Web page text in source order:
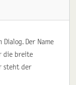
Dialog. Der Name
die breite
steht der